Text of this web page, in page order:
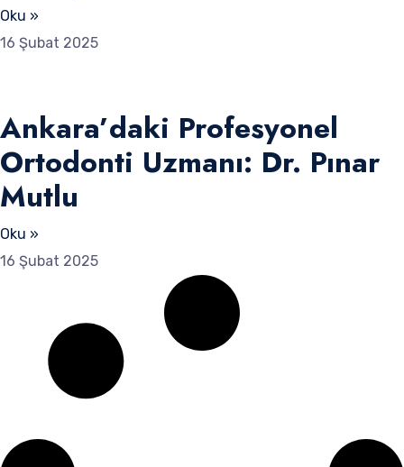
Oku »
16 Şubat 2025
Ankara’daki Profesyonel
Ortodonti Uzmanı: Dr. Pınar
Mutlu
Oku »
16 Şubat 2025